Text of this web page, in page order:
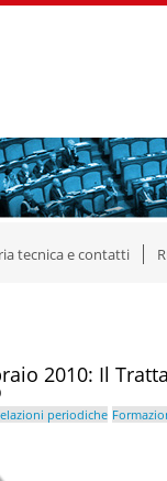
tecnica e contatti
2010: Il
periodiche